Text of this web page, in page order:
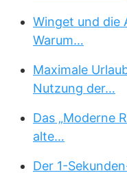
Winget und die
Warum…
Maximale
Nutzung der…
Das „Moderne
alte…
Der 1-